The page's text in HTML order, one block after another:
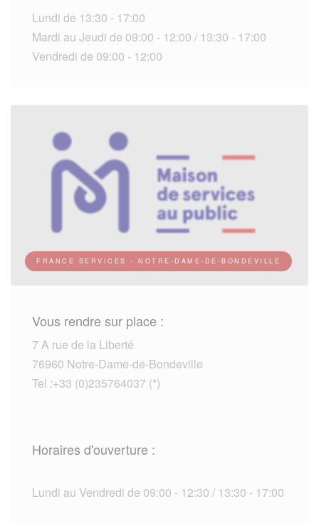
Lundi de 13:30 - 17:00
Mardi au Jeudi de 09:00 - 12:00 / 13:30 - 17:00
Vendredi de 09:00 - 12:00
FRANCE SERVICES - NOTRE-DAME-DE-BONDEVILLE
Vous rendre sur place :
7 A rue de la Liberté
76960 Notre-Dame-de-Bondeville
Tel :+33 (0)235764037 (*)
Horaires d'ouverture :
Lundi au Vendredi de 09:00 - 12:30 / 13:30 - 17:00